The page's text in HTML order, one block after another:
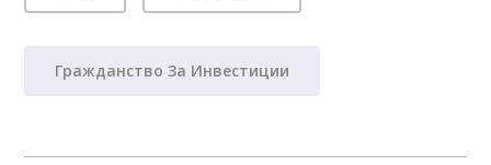
Гражданство За Инвестиции